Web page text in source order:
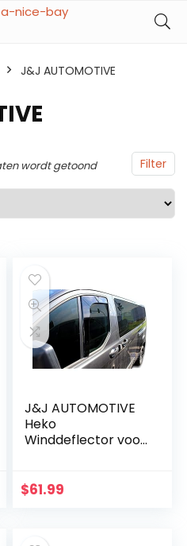
J&J AUTOMOTIVE
Filter
wordt getoond
J&J AUTOMOTIVE
Heko
Winddeflector voor
set, zwart, rook,
$61.99